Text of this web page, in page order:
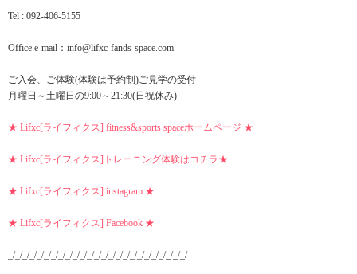
Tel : 092-406-5155
Office e-mail：info@lifxc-fands-space.com
ご入会、ご体験(体験は予約制)ご見学の受付
月曜日～土曜日の9:00～21:30(日祝休み)
★ Lifxc[ライフィクス] fitness&sports spaceホームページ ★
★ Lifxc[ライフィクス]トレーニング体験はコチラ★
★ Lifxc[ライフィクス] instagram ★
★ Lifxc[ライフィクス] Facebook ★
_/_/_/_/_/_/_/_/_/_/_/_/_/_/_/_/_/_/_/_/_/_/_/_/_/